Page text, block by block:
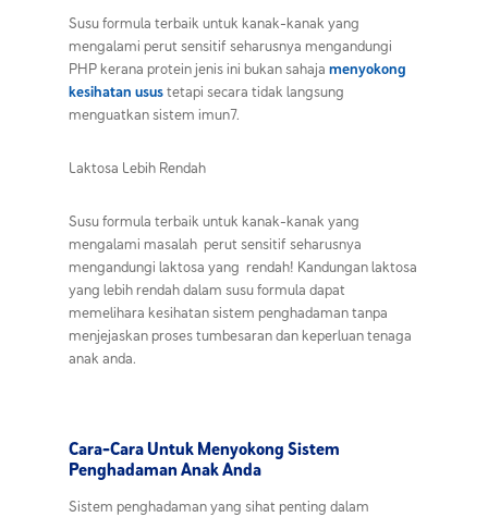
Susu formula terbaik untuk kanak-kanak yang
mengalami perut sensitif seharusnya mengandungi
PHP kerana protein jenis ini bukan sahaja menyokong
kesihatan usustetapi secara tidak langsung
menguatkan sistem imun7.
Laktosa Lebih Rendah
Susu formula terbaik untuk kanak-kanak yang
mengalami masalah perut sensitif seharusnya
mengandungi laktosa yang rendah! Kandungan laktosa
yang lebih rendah dalam susu formula dapat
memelihara kesihatan sistem penghadaman tanpa
menjejaskan proses tumbesaran dan keperluan tenaga
anak anda.
Cara-Cara Untuk Menyokong Sistem
Penghadaman Anak Anda
Sistem penghadaman yang sihat penting dalam